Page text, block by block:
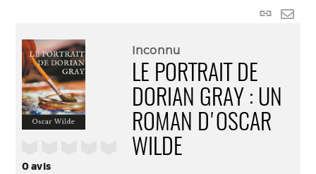
Lien
0avis
Inconnu
LE PORTRAIT DE
DORIAN GRAY : UN
ROMAN D'OSCAR
WILDE